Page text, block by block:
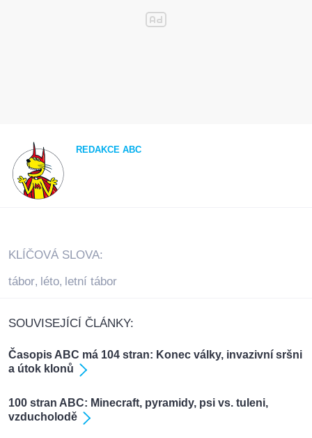
REDAKCE ABC
KLÍČOVÁ SLOVA:
tábor, léto, letní tábor
SOUVISEJÍCÍ ČLÁNKY:
Časopis ABC má 104 stran: Konec války, invazivní sršni
a útok klonů
100 stran ABC: Minecraft, pyramidy, psi vs. tuleni,
vzducholodě